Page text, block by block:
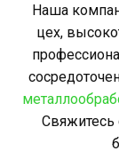
Наша
цех,
Свяжитесь